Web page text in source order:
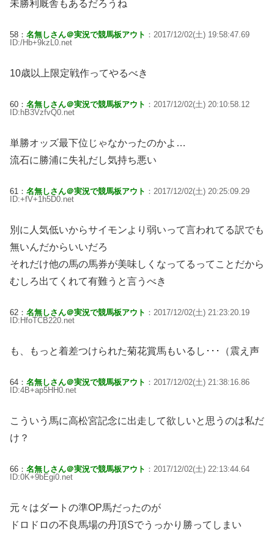
未勝利厩舎もあるだろうね
58： 名無しさん＠実況で競馬板アウト ：2017/12/02(土) 19:58:47.69
ID:/Hb+9kzL0.net
10歳以上限定戦作ってやるべき
60： 名無しさん＠実況で競馬板アウト ：2017/12/02(土) 20:10:58.12
ID:hB3VzfvQ0.net
単勝オッズ最下位じゃなかったのかよ…
流石に勝浦に失礼だし気持ち悪い
61： 名無しさん＠実況で競馬板アウト ：2017/12/02(土) 20:25:09.29
ID:+fV+1h5D0.net
別に人気低いからサイモンより弱いって言われてる訳でも
無いんだからいいだろ
それだけ他の馬の馬券が美味しくなってるってことだから
むしろ出てくれて有難うと言うべき
62： 名無しさん＠実況で競馬板アウト ：2017/12/02(土) 21:23:20.19
ID:HfoTCB220.net
も、もっと着差つけられた菊花賞馬もいるし･･･（震え声
64： 名無しさん＠実況で競馬板アウト ：2017/12/02(土) 21:38:16.86
ID:4B+ap5HH0.net
こういう馬に高松宮記念に出走して欲しいと思うのは私だ
け？
66： 名無しさん＠実況で競馬板アウト ：2017/12/02(土) 22:13:44.64
ID:0K+9bEgi0.net
元々はダートの準OP馬だったのが
ドロドロの不良馬場の丹頂Sでうっかり勝ってしまい